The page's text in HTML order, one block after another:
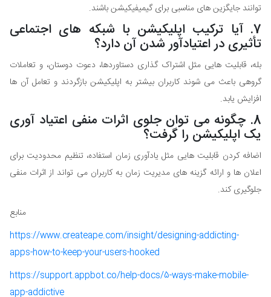
توانند جایگزین های مناسبی برای گیمیفیکیشن باشند.
7. آیا ترکیب اپلیکیشن با شبکه های اجتماعی
تأثیری در اعتیادآور شدن آن دارد؟
بله، قابلیت هایی مثل اشتراک گذاری دستاوردها، دعوت دوستان، و تعاملات
گروهی باعث می شوند کاربران بیشتر به اپلیکیشن بازگردند و تعامل آن ها
افزایش یابد.
8. چگونه می توان جلوی اثرات منفی اعتیاد آوری
یک اپلیکیشن را گرفت؟
اضافه کردن قابلیت هایی مثل یادآوری زمان استفاده، تنظیم محدودیت برای
اعلان ها و ارائه گزینه های مدیریت زمان به کاربران می تواند از اثرات منفی
جلوگیری کند.
منابع
https://www.createape.com/insight/designing-addicting-
apps-how-to-keep-your-users-hooked
https://support.appbot.co/help-docs/5-ways-make-mobile-
app-addictive